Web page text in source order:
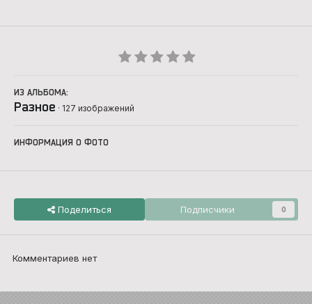
ИЗ АЛЬБОМА:
Разное · 127 изображений
ИНФОРМАЦИЯ О ФОТО
Поделиться Подписчики 0
Комментариев нет